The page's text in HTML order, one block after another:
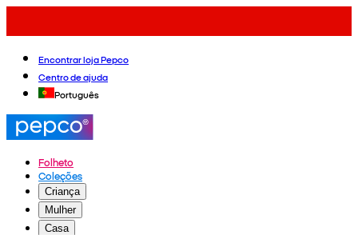
Encontrar loja Pepco
Centro de ajuda
Português
Folheto
Coleções
Criança
Mulher
Casa